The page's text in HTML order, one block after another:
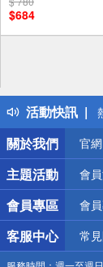
贈$200
$684
活動快訊
關於我們
官網
主題活動 會
會員專區 會
客服中心 常